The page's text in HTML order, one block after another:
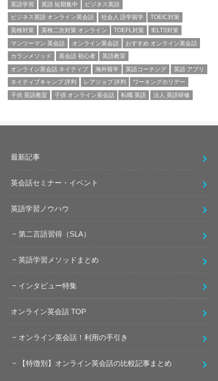
英語学習 英語 短期集中
ビジネス英語
ビジネス英語 オンライン英会話
社会人 語学留学
TOEIC対策
英検対策
英検二次対策 オンライン TOEFL対策
IELTS対策
マンツーマン 英会話
オンライン英会話
おすすめ オンライン英会話
カランメソッド
英会話 初心者
英語教室
オンライン英会話 ネイティブ
海外留学 英語コーチング
英語 アプリ
ネイティブキャンプ 評判
レアジョブ 評判
ワーキングホリデー
子供 英語教室
子供 オンライン英会話 転職 英語 法人 英語研修
最新記事
英会話セミナー・イベント
英語学習ノウハウ
第二言語習得（SLA）
英語学習メソッドまとめ
インタビュー特集
オンライン英会話 TOP
オンライン英会話！利用の手引き
【特徴別】オンライン英会話の比較記事まとめ